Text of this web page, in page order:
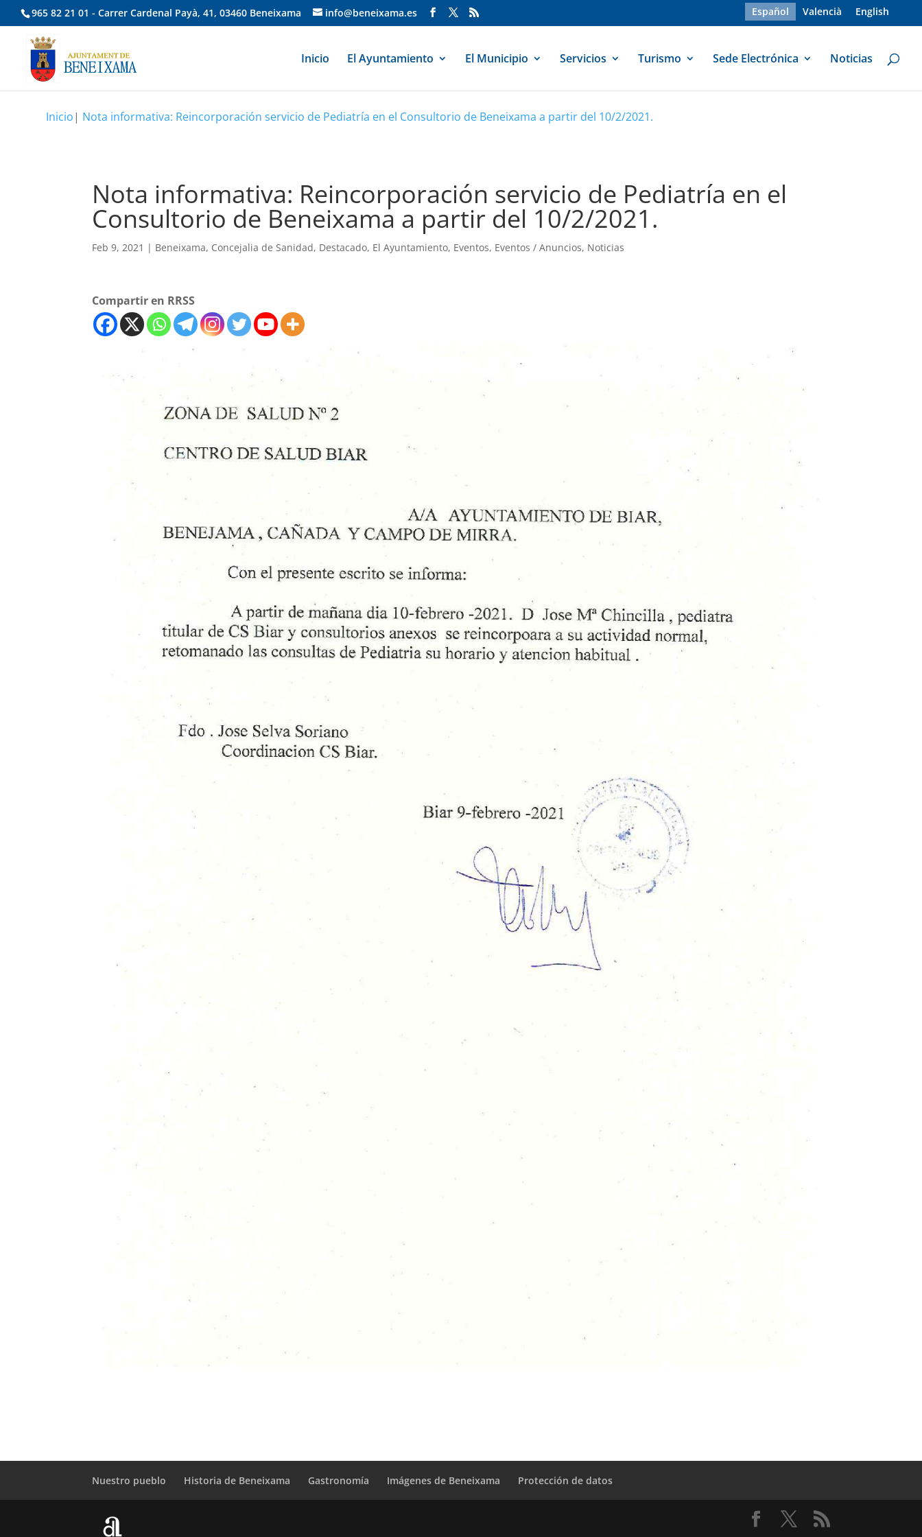
965 82 21 01 - Carrer Cardenal Payà, 41, 03460 Beneixama info@beneixama.es Español Valencià English
Inicio El Ayuntamiento El Municipio Servicios Turismo Sede Electrónica Noticias
Inicio| Nota informativa: Reincorporación servicio de Pediatría en el Consultorio de Beneixama a partir del 10/2/2021.
Nota informativa: Reincorporación servicio de Pediatría en el
Consultorio de Beneixama a partir del 10/2/2021.
Feb 9, 2021 | Beneixama, Concejalia de Sanidad, Destacado, El Ayuntamiento, Eventos, Eventos / Anuncios, Noticias
Compartir en RRSS
Nuestro pueblo Historia de Beneixama Gastronomía Imágenes de Beneixama Protección de datos